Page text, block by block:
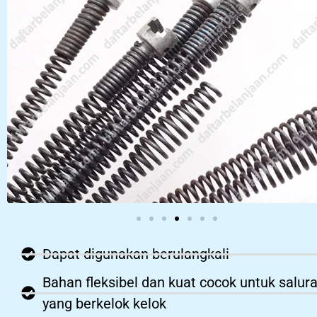
Dapat digunakan berulangkali
Bahan fleksibel dan kuat cocok untuk
yang berkelok kelok